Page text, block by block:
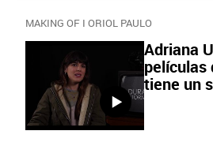
MAKING OF I ORIOL PAULO
Adriana
películas
tiene un